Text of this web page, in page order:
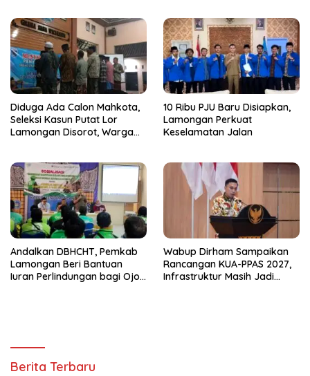
Diduga Ada Calon Mahkota,
Seleksi Kasun Putat Lor
Lamongan Disorot, Warga
10 Ribu PJU Baru Disiapkan,
Lamongan Perkuat
Keselamatan Jalan
Andalkan DBHCHT, Pemkab
Lamongan Beri Bantuan
Iuran Perlindungan bagi Ojol
Wabup Dirham Sampaikan
Rancangan KUA-PPAS 2027,
Infrastruktur Masih Jadi
Berita Terbaru